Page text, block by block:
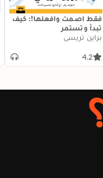
فقط اصمت وافعلها!: كيف
تبدأ وتستمر
براين تريسي
4.2